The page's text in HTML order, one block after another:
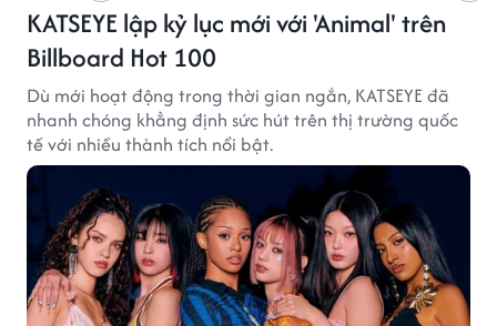
KATSEYE lập kỷ lục mới với 'Animal' trên
Billboard Hot 100
Dù mới hoạt động trong thời gian ngắn, KATSEYE đã
nhanh chóng khẳng định sức hút trên thị trường quốc
tế với nhiều thành tích nổi bật.